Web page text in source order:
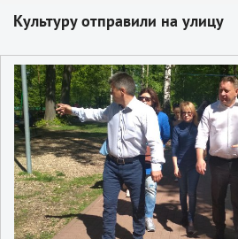
Культуру отправили на улицу
1